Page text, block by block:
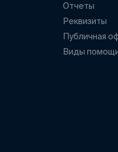
Отчеты
Реквизиты
Публичная
Виды